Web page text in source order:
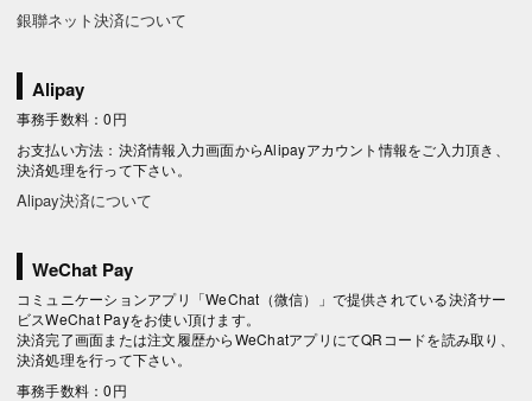
銀聯ネット決済について
Alipay
事務手数料：0円
お支払い方法：決済情報入力画面からAlipayアカウント情報をご入力頂き、
決済処理を行って下さい。
Alipay決済について
WeChat Pay
コミュニケーションアプリ「WeChat（微信）」で提供されている決済サー
ビスWeChat Payをお使い頂けます。
決済完了画面または注文履歴からWeChatアプリにてQRコードを読み取り、
決済処理を行って下さい。
事務手数料：0円